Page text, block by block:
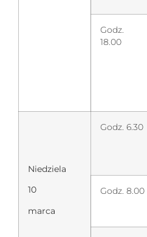
Godz.
18.00
Niedziela
10
marca
Godz. 6.30
Godz. 8.00